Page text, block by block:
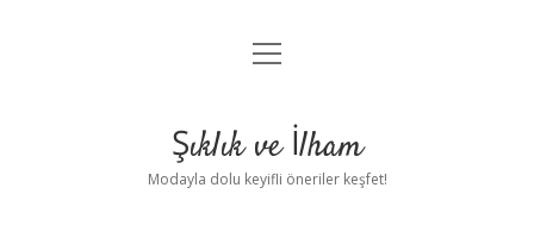
Anasayfa
Yasal Uyarı
menüyü
Şıklık ve İlham
Modayla dolu keyifli öneriler keşfet!